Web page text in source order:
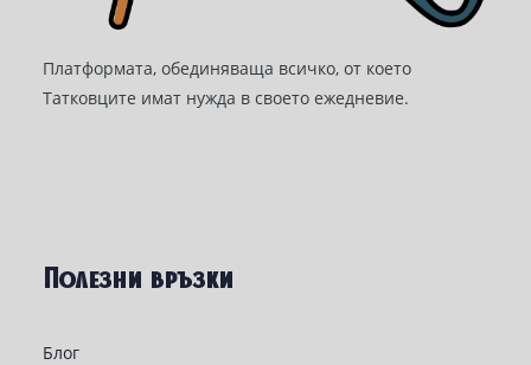
Платформата, обединяваща всичко, от което
Татковците имат нужда в своето ежедневие.
Полезни връзки
Блог